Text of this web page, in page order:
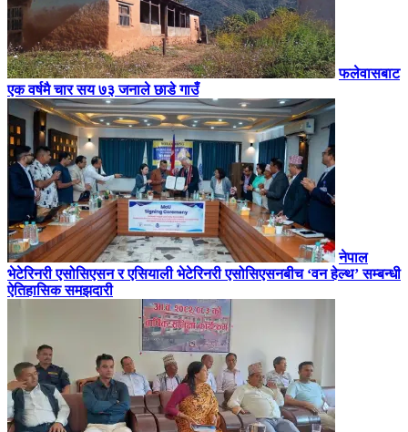
फलेवासबाट
एक वर्षमै चार सय ७३ जनाले छाडे गाउँ
नेपाल
भेटेरिनरी एसोसिएसन र एसियाली भेटेरिनरी एसोसिएसनबीच ‘वन हेल्थ’ सम्बन्धी
ऐतिहासिक समझदारी